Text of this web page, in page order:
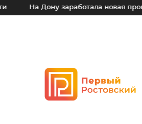
заработала новая программа